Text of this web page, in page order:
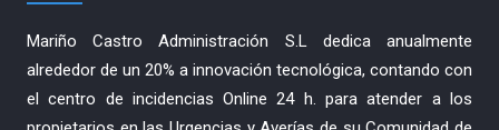
Mariño Castro Administración S.L dedica anualmente
alrededor de un 20% a innovación tecnológica, contando con
el centro de incidencias Online 24 h. para atender a los